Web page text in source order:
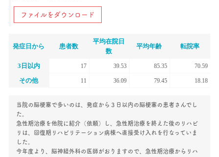
ファイルをダウンロード
発症日から 患者数
平均在院日
数
平均年齢 転院率
3日以内 17 39.53 85.35 70.59
その他 11 36.09 79.45 18.18
当院の脳梗塞で多いのは、発症から３日以内の脳梗塞の患者さんでし
た。
急性期治療を他院に紹介（依頼）し、急性期治療を終えた後のリハビ
リは、回復期リハビリテーション病棟へ直接受け入れを行なっていま
した。
今年度より、脳神経外科の医師がおりますので、急性期治療からリハ